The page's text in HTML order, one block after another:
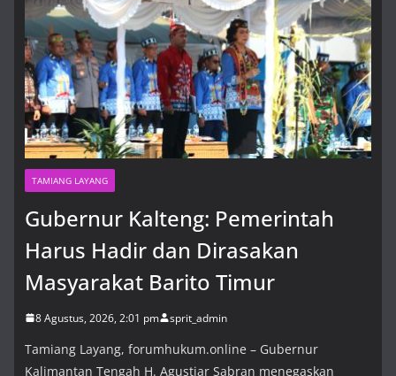
TAMIANG LAYANG
Gubernur Kalteng: Pemerintah
Harus Hadir dan Dirasakan
Masyarakat Barito Timur
8 Agustus, 2026, 2:01 pm sprit_admin
Tamiang Layang, forumhukum.online – Gubernur
Kalimantan Tengah H. Agustiar Sabran menegaskan